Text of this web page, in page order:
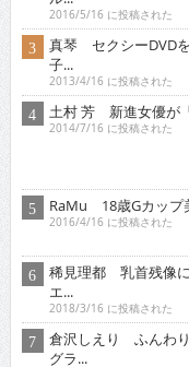
2016/5/16 に投稿された
真琴 セクシーDVD
子...
2013/4/16 に投稿された
土村 芳 新進女優が
2014/7/16 に投稿された
エ...
2018/3/16 に投稿された
倉沢しえり ふんわり
グラ...
2021/2/16 に投稿された